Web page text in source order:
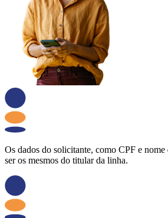
Os dados do solicitante, como CPF e
ser os mesmos do titular da linha.